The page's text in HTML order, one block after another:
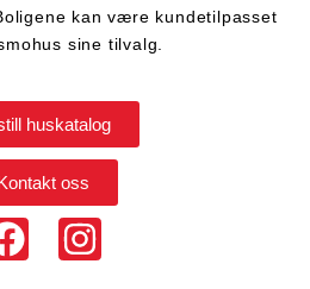
kan være kundetilpasset
sine tilvalg.
huskatalog
oss